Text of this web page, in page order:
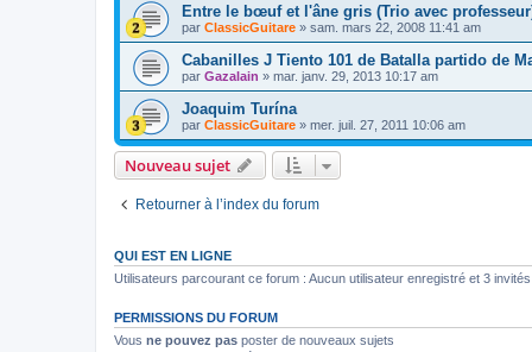
Entre le bœuf et l'âne gris (Trio avec
par ClassicGuitare » sam. mars 22, 2008 11:41 am
Cabanilles J Tiento 101 de Batalla partido de
par Gazalain » mar. janv. 29, 2013 10:17 am
Joaquim Turína
par ClassicGuitare » mer. juil. 27, 2011 10:06 am
Nouveau sujet
Retourner à l’index du forum
QUI EST EN LIGNE
Utilisateurs parcourant ce forum : Aucun utilisateur enregistré et 3 invités
PERMISSIONS DU FORUM
Vous ne pouvez pas poster de nouveaux sujets